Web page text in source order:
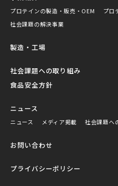
プロテインの製造・販売・OEM プロ
社会課題の解決事業
製造・工場
社会課題への取り組み
食品安全方針
ニュース
ニュース メディア掲載 社会課題へ
お問い合わせ
プライバシーポリシー